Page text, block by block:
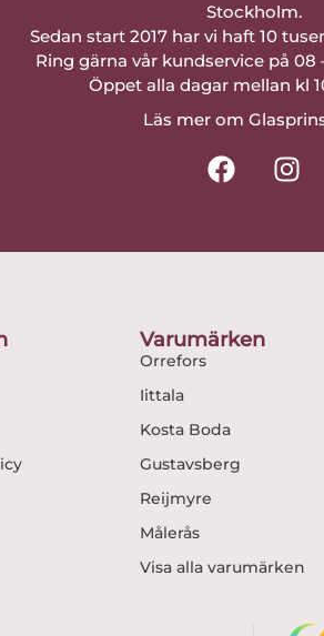
Stockholm.
Sedan start 2017 har vi haft 10
Ring gärna vår kundservice på 08
Öppet alla dagar mellan kl
Läs mer om
F
a
k
I
n
Varumärken
Orrefors
Iittala
Kosta Boda
Gustavsberg
Reijmyre
Målerås
Visa alla varumärken